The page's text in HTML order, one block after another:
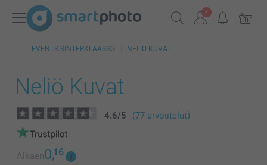
EVENTS.SINTERKLAASSG NELIÖ KUVAT
Neliö Kuvat
4.6/5 (77 arvostelut)
Alkaen0,16